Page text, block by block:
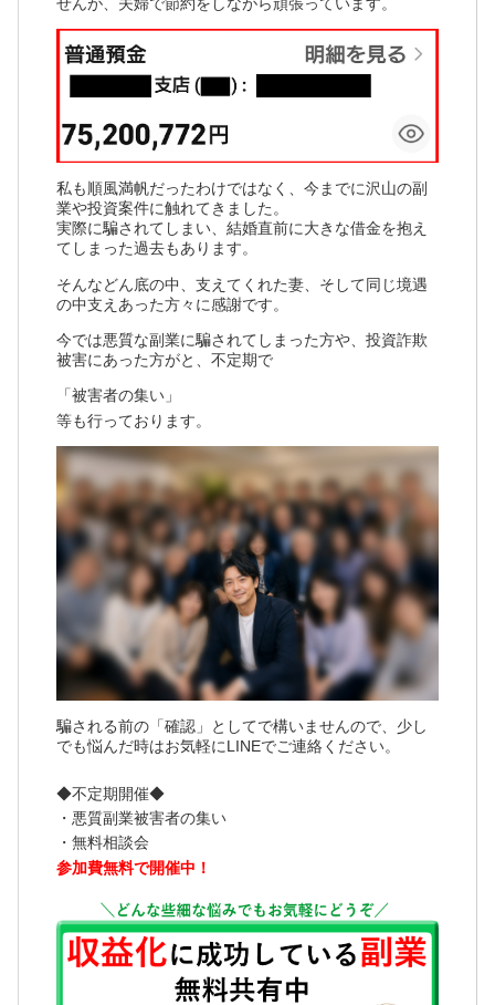
私も順風満帆だったわけではなく、今までに沢山の副
業や投資案件に触れてきました。
実際に騙されてしまい、結婚直前に大きな借金を抱え
てしまった過去もあります。
そんなどん底の中、支えてくれた妻、そして同じ境遇
の中支えあった方々に感謝です。
今では悪質な副業に騙されてしまった方や、投資詐欺
被害にあった方がと、不定期で
「被害者の集い」
等も行っております。
騙される前の「確認」としてで構いませんので、少し
でも悩んだ時はお気軽にLINEでご連絡ください。
◆不定期開催◆
・悪質副業被害者の集い
・無料相談会
参加費無料で開催中！